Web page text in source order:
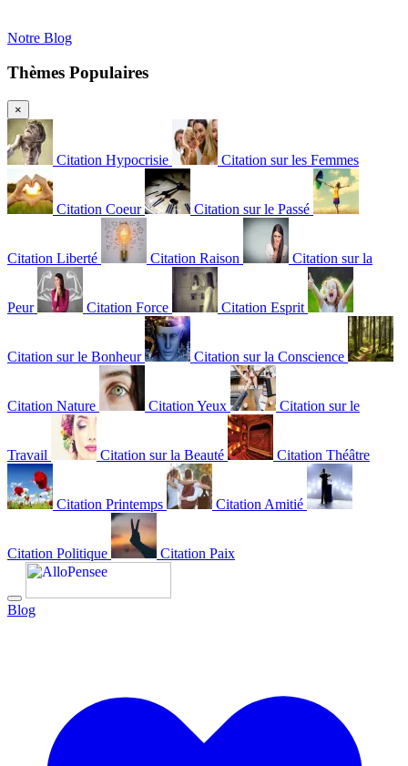
Notre Blog
Thèmes Populaires
×
Citation Hypocrisie Citation sur les Femmes
Citation Coeur Citation sur le Passé
Citation Liberté Citation Raison Citation sur la
Peur Citation Force Citation Esprit
Citation sur le Bonheur Citation sur la Conscience
Citation Nature Citation Yeux Citation sur le
Travail Citation sur la Beauté Citation Théâtre
Citation Printemps Citation Amitié
Citation Politique Citation Paix
Blog